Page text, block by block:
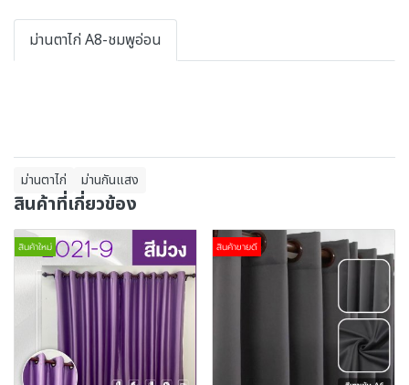
ม่านตาไก่ A8-ชมพูอ่อน
ม่านตาไก่ ม่านกันแสง
สินค้าที่เกี่ยวข้อง
สินค้าใหม่ สินค้าขายดี